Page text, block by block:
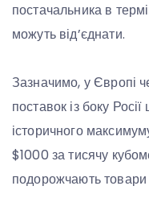
постачальника в
можуть від’єднати.
Зазначимо, у Європі
поставок із боку
історичного
$1000 за тисячу
подорожчають товари